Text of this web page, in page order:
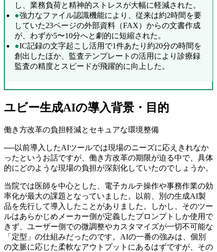
し、業務負荷と精神的ストレスが大幅に軽減された。
●強力なファイル認識機能により、従来は約2時間を要
していた23ページの外部資料（FAX）からの文書作成
が、わずか5〜10分へと劇的に短縮された。
●IC記録の文字起こし活用で1件あたり約20分の時間を
創出したほか、監査テンプレートの活用により診療録
監査の精度とスピードが飛躍的に向上した。
ユビー生成AIの導入背景・目的
働き方改革の負担軽減とセキュアな環境整備
──以前導入したAIツールでは現場のニーズに応えきれなか
ったというお話ですが、働き方改革の期限が迫る中で、具体
的にどのような現場の負担が深刻化していたのでしょうか。
当院では医師を中心とした、電子カルテ操作や事務作業の効
率化が最大の課題となっていました。以前、別の生成AI製
品を先行して導入したことがありました。しかし、そのツー
ルはあらかじめメーカー側が定義したプロンプトしか使用で
きず、ユーザー側での微調整やカスタマイズが一切不可能な
「定型」の仕組みだったのです。AIの一番の強みは、個別
の文脈に応じた柔軟なアウトプットにあるはずですが、その